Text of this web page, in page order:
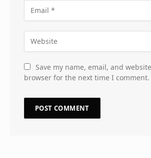
Save my name, email, and
browser for the next time I comment.